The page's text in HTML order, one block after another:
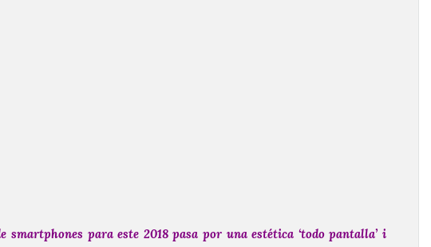
smartphones para este 2018 pasa por una estética ‘todo pantalla’ i